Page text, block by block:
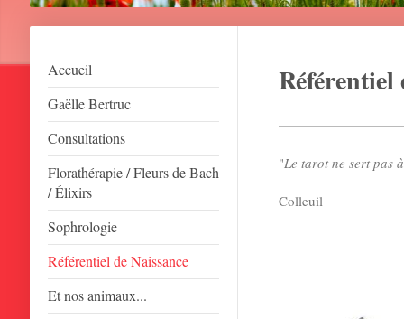
Accueil
Gaëlle Bertruc
Consultations
Florathérapie / Fleurs de Bach
/ Élixirs
Sophrologie
Référentiel de Naissance
Et nos animaux...
Référentiel
"Le tarot ne sert pas
Colleuil